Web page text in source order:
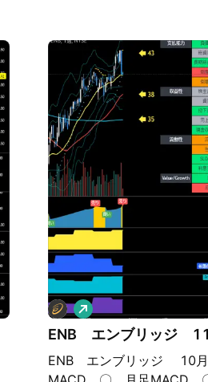
ENB エンブリッジ
ENB エンブリッジ 10
ロ
ン
グ